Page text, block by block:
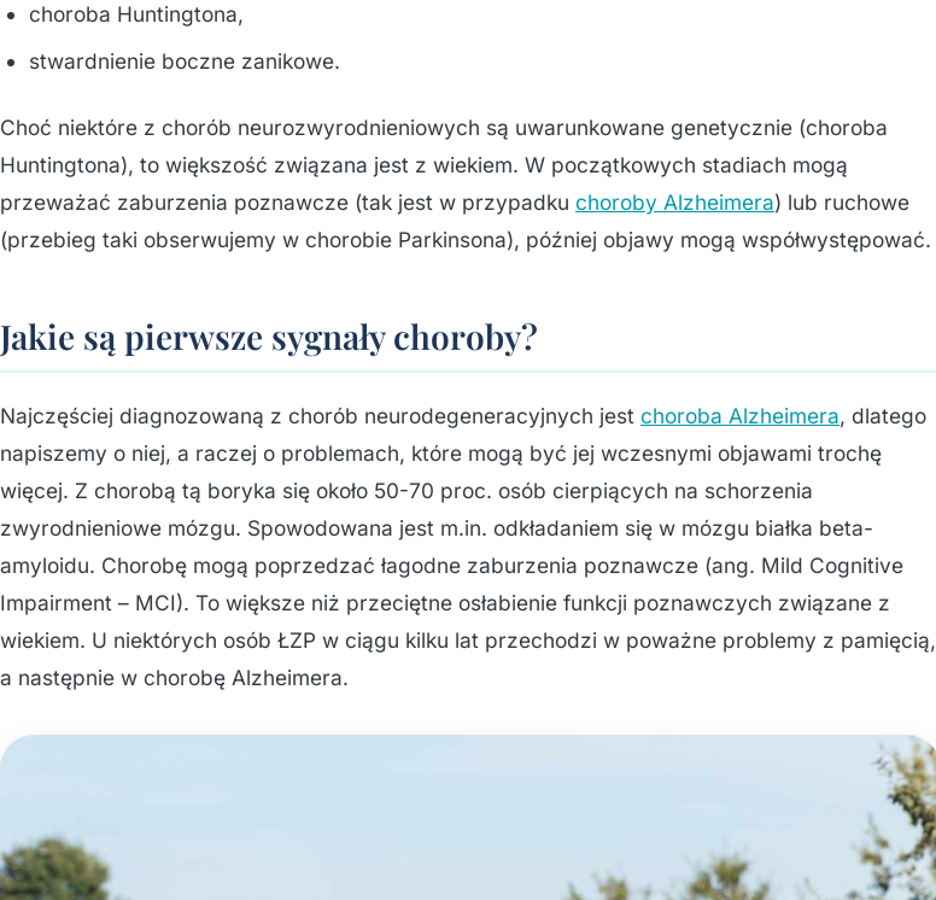
choroba Huntingtona,
stwardnienie boczne zanikowe.
Choć niektóre z chorób neurozwyrodnieniowych są uwarunkowane genetycznie (choroba
Huntingtona), to większość związana jest z wiekiem. W początkowych stadiach mogą
przeważać zaburzenia poznawcze (tak jest w przypadku choroby Alzheimera) lub ruchowe
(przebieg taki obserwujemy w chorobie Parkinsona), później objawy mogą współwystępować.
Jakie są pierwsze sygnały choroby?
Najczęściej diagnozowaną z chorób neurodegeneracyjnych jest choroba Alzheimera, dlatego
napiszemy o niej, a raczej o problemach, które mogą być jej wczesnymi objawami trochę
więcej. Z chorobą tą boryka się około 50-70 proc. osób cierpiących na schorzenia
zwyrodnieniowe mózgu. Spowodowana jest m.in. odkładaniem się w mózgu białka beta-
amyloidu. Chorobę mogą poprzedzać łagodne zaburzenia poznawcze (ang. Mild Cognitive
Impairment – MCI). To większe niż przeciętne osłabienie funkcji poznawczych związane z
wiekiem. U niektórych osób ŁZP w ciągu kilku lat przechodzi w poważne problemy z pamięcią,
a następnie w chorobę Alzheimera.